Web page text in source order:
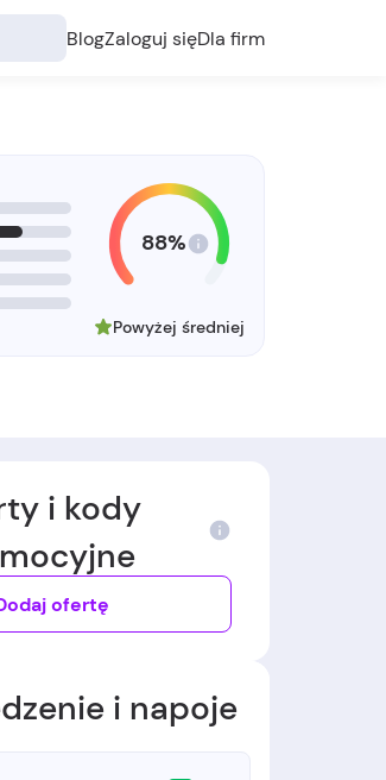
BlogZaloguj sięDla firm
88%
Powyżej średniej
i kody
ofertę
i napoje